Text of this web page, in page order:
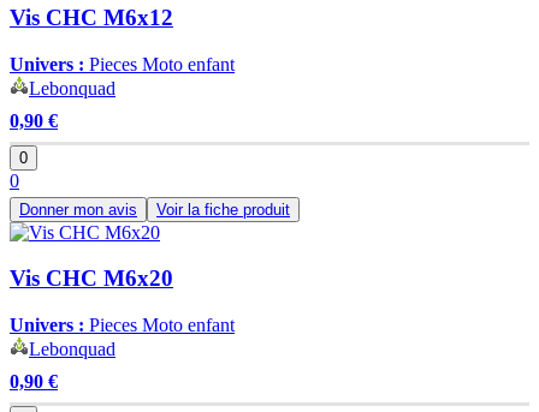
Vis CHC M6x12
Univers : Pieces Moto enfant
Lebonquad
0,90 €
0
0
Donner mon avis Voir la fiche produit
Vis CHC M6x20
Univers : Pieces Moto enfant
Lebonquad
0,90 €